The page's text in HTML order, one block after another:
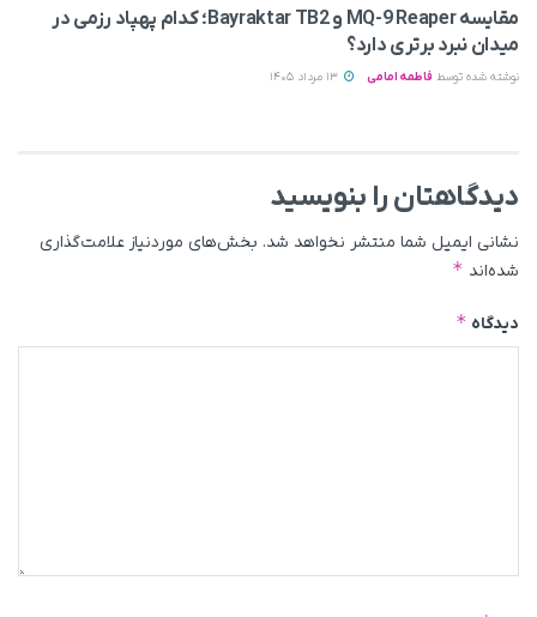
مقایسه MQ-9 Reaper و Bayraktar TB2؛ کدام پهپاد رزمی در
میدان نبرد برتری دارد؟
نوشته شده توسط فاطمه امامی
دیدگاهتان را بنویسید
نشانی ایمیل شما منتشر نخواهد شد. بخش‌های موردنیاز علامت‌گذاری
شده‌اند *
دیدگاه *